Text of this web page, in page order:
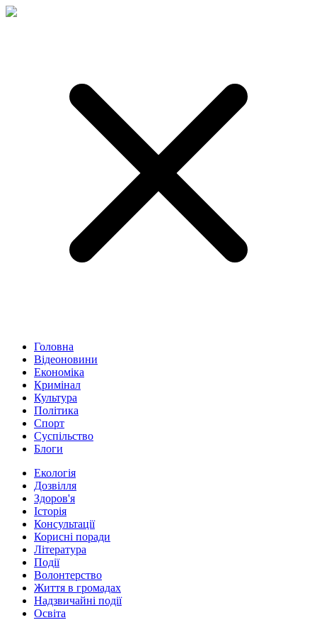
Головна
Відеоновини
Економіка
Кримінал
Культура
Політика
Спорт
Суспільство
Блоги
Екологія
Дозвілля
Здоров'я
Історія
Консультації
Корисні поради
Література
Події
Волонтерство
Життя в громадах
Надзвичайні події
Освіта